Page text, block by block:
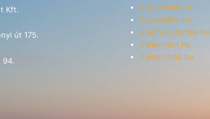
Kft.
út 175.
94.
gep-szallito.hu
hajoszallito.hu
utanfuto-berles.hu
trailer-rent.hu
trailer-shop.hu